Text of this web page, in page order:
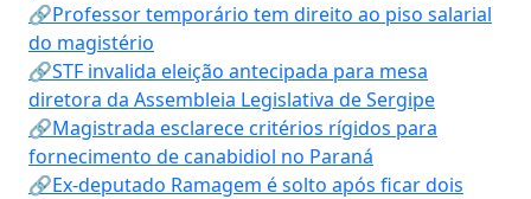
🔗Professor temporário tem direito ao piso salarial
do magistério
🔗STF invalida eleição antecipada para mesa
diretora da Assembleia Legislativa de Sergipe
🔗Magistrada esclarece critérios rígidos para
fornecimento de canabidiol no Paraná
🔗Ex-deputado Ramagem é solto após ficar dois